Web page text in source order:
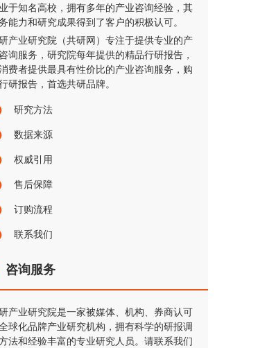
于知名高校，拥有多年的产业咨询经验，其
能力和研究成果得到了客户的积极认可。
产业研究院（共研网）专注于提供专业的产
询服务，研究院每年提供的精品行研报告，
费者提供最具有性价比的产业咨询服务，购
研报告，首选共研品牌。
研究方法
数据来源
权威引用
售后保障
订购流程
联系我们
咨询服务
产业研究院是一家被媒体、机构、券商认可
球化品牌产业研究机构，拥有科学的研报调
法和经验丰富的专业研究人员。请联系我们